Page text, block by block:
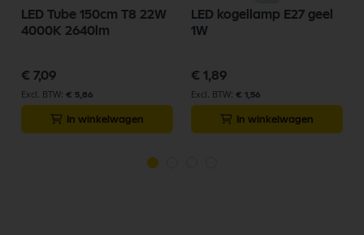
LED Tube 150cm T8 22W
4000K 2640lm
€ 7,09
€ 5,86
In winkelwagen
LED kogellamp E27 geel
1W
€ 1,89
€ 1,56
In winkelwagen